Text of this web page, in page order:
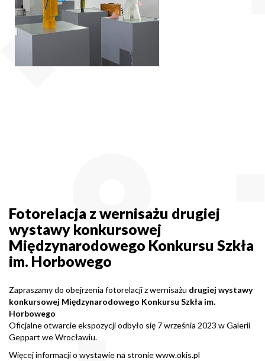
Fotorelacja z wernisażu drugiej
wystawy konkursowej
Międzynarodowego Konkursu Szkła
im. Horbowego
Zapraszamy do obejrzenia fotorelacji z wernisażu drugiej wystawy
konkursowej Międzynarodowego Konkursu Szkła im.
Horbowego
Oficjalne otwarcie ekspozycji odbyło się 7 września 2023 w Galerii
Geppart we Wrocławiu.
Więcej informacji o wystawie na stroniewww.okis.pl